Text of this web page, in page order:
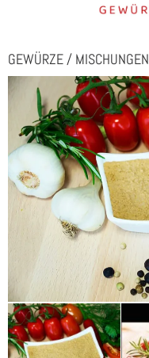
GEWÜRZE / MISCHUNGEN